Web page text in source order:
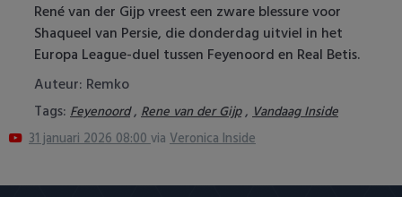
FC Utrecht
Feyenoord
Heracles Almelo
Champions League
Europa League
Conference League
René van der Gijp vreest een zware blessure voor
Shaqueel van Persie, die donderdag uitviel in het
Europa League-duel tussen Feyenoord en Real Betis.
Auteur: Remko
Tags: Feyenoord, Rene van der Gijp, Vandaag Inside
31 januari 2026 08:00via Veronica Inside